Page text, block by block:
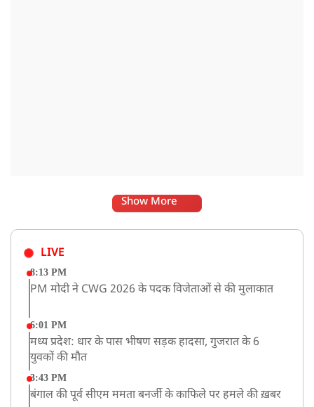
Show More
LIVE
8:13 PM
PM मोदी ने CWG 2026 के पदक विजेताओं से की मुलाकात
6:01 PM
मध्य प्रदेश: धार के पास भीषण सड़क हादसा, गुजरात के 6
युवकों की मौत
3:43 PM
बंगाल की पूर्व सीएम ममता बनर्जी के काफिले पर हमले की ख़बर